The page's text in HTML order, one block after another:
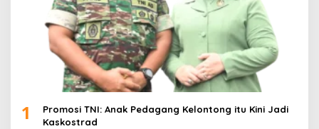
1
Promosi TNI: Anak Pedagang Kelontong itu Kini Jadi
Kaskostrad